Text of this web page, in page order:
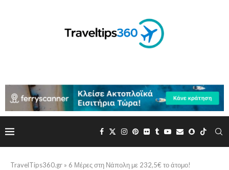
TravelTips360.gr » 6 Μέρες στη Νάπολη με 232,5€ το άτομο!